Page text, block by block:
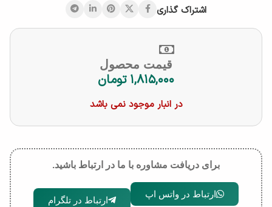
اشتراک گذاری
قیمت محصول
۱,۸۱۵,۰۰۰ تومان
در انبار موجود نمی باشد
برای دریافت مشاوره با ما در ارتباط باشید.
ارتباط در واتس اپ
ارتباط در تلگرام